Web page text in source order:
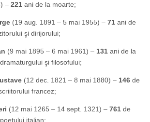
– 221 ani de la moarte;
(19 aug. 1891 – 5 mai 1955) – 71 ani de
şi dirijorului;
(9 mai 1895 – 6 mai 1961) – 131 ani de la
şi filosofului;
(12 dec. 1821 – 8 mai 1880) – 146 de
francez;
(12 mai 1265 – 14 sept. 1321) – 761 de
italian;